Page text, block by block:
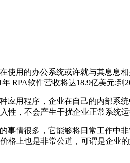
使用的办公系统或许就与其息息
RPA软件营收将达18.9亿美元;
应用程序，企业在自己的内部系
性，不会产生干扰企业正常系统
事情很多，它能够将日常工作
格上也是非常公道，可谓是企业的